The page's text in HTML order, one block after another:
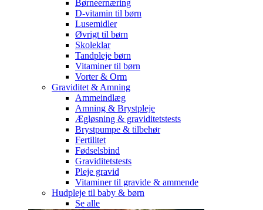
Børneernæring
D-vitamin til børn
Lusemidler
Øvrigt til børn
Skoleklar
Tandpleje børn
Vitaminer til børn
Vorter & Orm
Graviditet & Amning
Ammeindlæg
Amning & Brystpleje
Ægløsning & graviditetstests
Brystpumpe & tilbehør
Fertilitet
Fødselsbind
Graviditetstests
Pleje gravid
Vitaminer til gravide & ammende
Hudpleje til baby & børn
Se alle